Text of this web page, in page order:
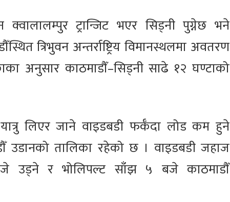
क्वालालम्पुर ट्रान्जिट भएर सिड्नी पुग्नेछ भने
त्रिभुवन अन्तर्राष्ट्रिय विमानस्थलमा अवतरण
अनुसार काठमाडौँ–सिड्नी साढे १२ घण्टाको
लिएर जाने वाइडबडी फर्कँदा लोड कम हुने
उडानको तालिका रहेको छ । वाइडबडी जहाज
बजे उड्ने र भोलिपल्ट साँझ ५ बजे काठमाडौँ